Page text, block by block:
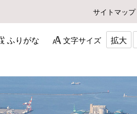
サイトマップ
ふりがな 文字サイズ 拡大